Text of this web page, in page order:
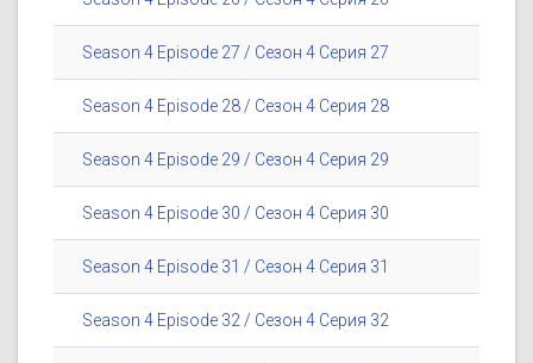
Season 4 Episode 27 / Сезон 4 Серия 27
Season 4 Episode 28 / Сезон 4 Серия 28
Season 4 Episode 29 / Сезон 4 Серия 29
Season 4 Episode 30 / Сезон 4 Серия 30
Season 4 Episode 31 / Сезон 4 Серия 31
Season 4 Episode 32 / Сезон 4 Серия 32